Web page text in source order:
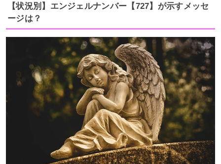
【状況別】エンジェルナンバー【727】が示すメッセ
ージは？